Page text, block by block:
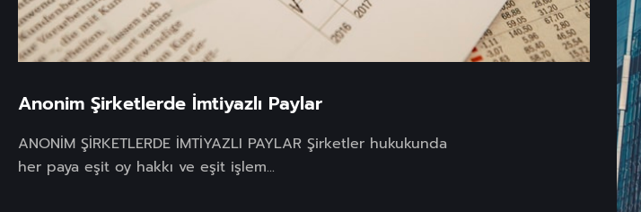
Anonim Şirketlerde İmtiyazlı Paylar
ANONİM ŞİRKETLERDE İMTİYAZLI PAYLAR Şirketler hukukunda
her paya eşit oy hakkı ve eşit işlem...